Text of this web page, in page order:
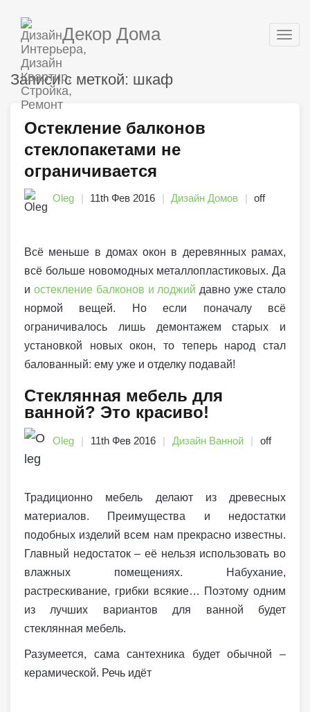
Декор Дома
Записи с меткой: шкаф
Остекление балконов
стеклопакетами не
ограничивается
Oleg 11th Фев 2016 Дизайн Домов off
Всё меньше в домах окон в деревянных рамах,
всё больше новомодных металлопластиковых. Да
и остекление балконов и лоджий давно уже стало
нормой вещей. Но если поначалу всё
ограничивалось лишь демонтажем старых и
установкой новых окон, то теперь народ стал
балованный: ему уже и отделку подавай!
Стеклянная мебель для
ванной? Это красиво!
Oleg 11th Фев 2016 Дизайн Ванной off
Традиционно мебель делают из древесных
материалов. Преимущества и недостатки
подобных изделий всем нам прекрасно известны.
Главный недостаток – её нельзя использовать во
влажных помещениях. Набухание,
растрескивание, грибки всякие… Поэтому одним
из лучших вариантов для ванной будет
стеклянная мебель.
Разумеется, сама сантехника будет обычной –
керамической. Речь идёт